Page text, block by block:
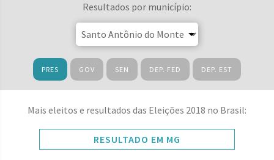
Resultados por município:
PRES GOV SEN DEP. FED DEP. EST
Mais eleitos e resultados das Eleições 2018 no Brasil:
RESULTADO EM MG